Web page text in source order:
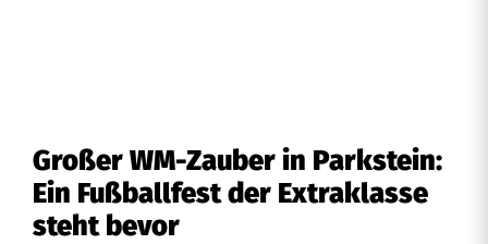
Großer WM-Zauber in Parkstein:
Ein Fußballfest der Extraklasse
steht bevor